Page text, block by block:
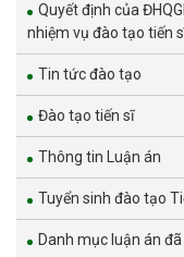
Quyết định của
nhiệm vụ đào tạo tiến
Tin tức đào tạo
Đào tạo tiến sĩ
Thông tin Luận án
Tuyển sinh đào tạo
Danh mục luận án